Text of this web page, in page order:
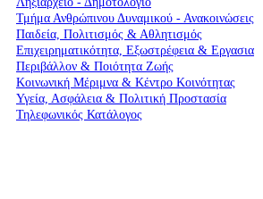
Τμήμα Ανθρώπινου Δυναμικού - Ανακοινώσεις
Παιδεία, Πολιτισμός & Αθλητισμός
Επιχειρηματικότητα, Εξωστρέφεια & Εργασια
Περιβάλλον & Ποιότητα Ζωής
Kοινωνική Μέριμνα & Κέντρο Κοινότητας
Υγεία, Ασφάλεια & Πολιτική Προστασία
Τηλεφωνικός Κατάλογος